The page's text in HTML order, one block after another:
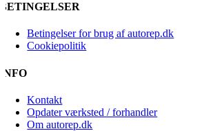
BETINGELSER
Betingelser for brug af autorep.dk
Cookiepolitik
INFO
Kontakt
Opdater værksted / forhandler
Om autorep.dk